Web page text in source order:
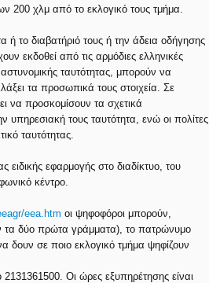
200 χλμ από το εκλογικό τους τμήμα.
το διαβατήριό τους ή την άδεια οδήγησης
εκδοθεί από τις αρμόδιες ελληνικές
ταυτότητας, μπορούν να
τα προσωπικά τους στοιχεία. Σε
να προσκομίσουν τα σχετικά
υπηρεσιακή τους ταυτότητα, ενώ οι πολίτες
ταυτότητας.
εφαρμογής στο διαδίκτυο, του
κέντρο.
eea.htm οι ψηφοφόροι μπορούν,
τα δύο πρώτα γράμματα), το πατρώνυμο
δουν σε ποιο εκλογικό τμήμα ψηφίζουν
Οι ώρες εξυπηρέτησης είναι